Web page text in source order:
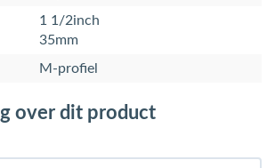
1 1/2inch
35mm
M-profiel
over dit product